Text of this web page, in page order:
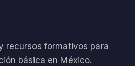
recursos formativos para
básica en México.